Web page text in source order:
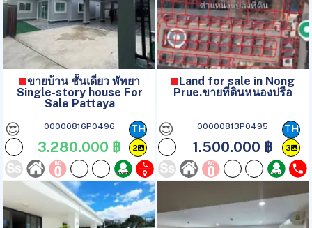
ขายบ้าน ชั้นเดี่ยว พัทยา
Single-story house For
Sale Pattaya
😍 00000816P0496
3.280.000 ฿
TH
2
Land for sale in Nong
Prue.ขายที่ดินหนองปรือ
😍 00000813P0495
1.500.000 ฿
TH
3